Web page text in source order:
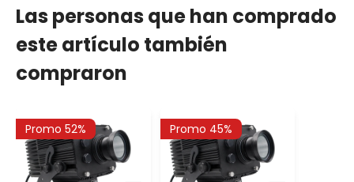
Las personas que han comprado
este artículo también
compraron
Promo 52% Promo 45%